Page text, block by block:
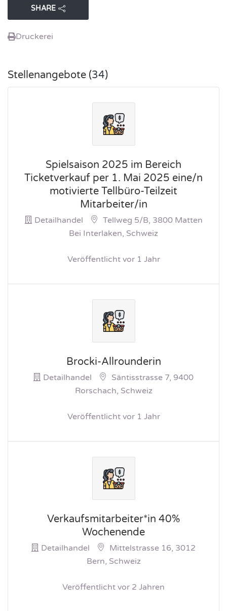
SHARE
Druckerei
Stellenangebote (34)
Spielsaison 2025 im Bereich
Ticketverkauf per 1. Mai 2025 eine/n
motivierte Tellbüro-Teilzeit
Mitarbeiter/in
Detailhandel
Tellweg 5/b, 3800 Matten
Bei Interlaken, Schweiz
Veröffentlicht vor 1 Jahr
Brocki-Allrounderin
Detailhandel
Säntisstrasse 7, 9400
Rorschach, Schweiz
Veröffentlicht vor 1 Jahr
Verkaufsmitarbeiter*in 40%
Wochenende
Detailhandel
Mittelstrasse 16, 3012
Bern, Schweiz
Veröffentlicht vor 2 Jahren